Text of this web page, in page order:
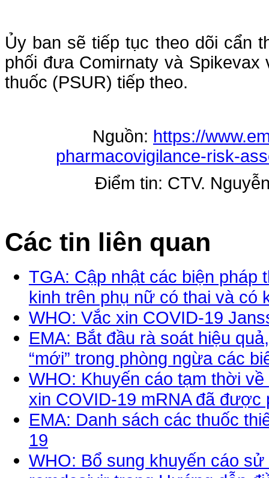
Ủy ban sẽ tiếp tục theo dõi cẩn
phối đưa Comirnaty và
thuốc (PSUR) tiếp theo.
Nguồn: https://
pharmacovigilance-risk-
Điểm tin: CTV.
Các tin liên quan
TGA: Cập nhật các biện pháp
kinh trên phụ nữ có thai và có
WHO: Vắc xin COVID-19
EMA: Bắt đầu rà soát hiệu
“mới” trong phòng ngừa các
WHO: Khuyến cáo tạm thời
xin COVID-19 mRNA đã
EMA: Danh sách các thuốc
19
WHO: Bổ sung khuyến cáo